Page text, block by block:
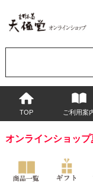
TOP ご利用案
オンラインショッ